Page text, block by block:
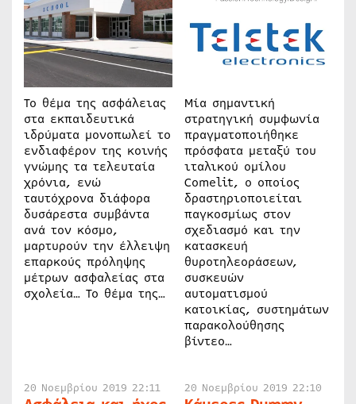
Το θέμα της ασφάλειας
στα εκπαιδευτικά
ιδρύματα μονοπωλεί το
ενδιαφέρον της κοινής
γνώμης τα τελευταία
χρόνια, ενώ
ταυτόχρονα διάφορα
δυσάρεστα συμβάντα
ανά τον κόσμο,
μαρτυρούν την έλλειψη
επαρκούς πρόληψης
μέτρων ασφαλείας στα
σχολεία… Το θέμα της…
Μία σημαντική
στρατηγική συμφωνία
πραγματοποιήθηκε
πρόσφατα μεταξύ του
ιταλικού ομίλου
Comelit, ο οποίος
δραστηριοποιείται
παγκοσμίως στον
σχεδιασμό και την
κατασκευή
θυροτηλεοράσεων,
συσκευών
αυτοματισμού
κατοικίας, συστημάτων
παρακολούθησης
βίντεο…
20 Νοεμβρίου 2019 22:11 20 Νοεμβρίου 2019 22:10